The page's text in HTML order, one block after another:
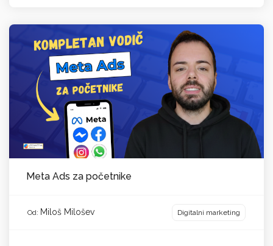
Meta Ads za početnike
Od: Miloš Milošev Digitalni marketing